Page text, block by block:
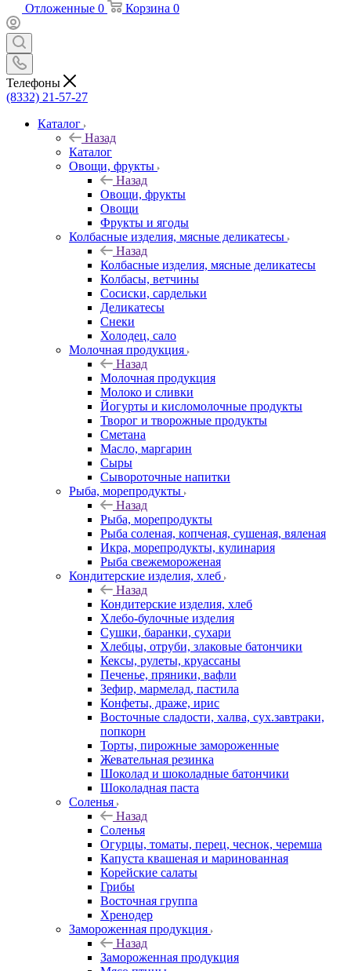
Отложенные 0 Корзина 0
Телефоны
(8332) 21-57-27
Каталог
Назад
Каталог
Овощи, фрукты
Назад
Овощи, фрукты
Овощи
Фрукты и ягоды
Колбасные изделия, мясные деликатесы
Назад
Колбасные изделия, мясные деликатесы
Колбасы, ветчины
Сосиски, сардельки
Деликатесы
Снеки
Холодец, сало
Молочная продукция
Назад
Молочная продукция
Молоко и сливки
Йогурты и кисломолочные продукты
Творог и творожные продукты
Сметана
Масло, маргарин
Сыры
Сывороточные напитки
Рыба, морепродукты
Назад
Рыба, морепродукты
Рыба соленая, копченая, сушеная, вяленая
Икра, морепродукты, кулинария
Рыба свежемороженая
Кондитерские изделия, хлеб
Назад
Кондитерские изделия, хлеб
Хлебо-булочные изделия
Сушки, баранки, сухари
Хлебцы, отруби, злаковые батончики
Кексы, рулеты, круассаны
Печенье, пряники, вафли
Зефир, мармелад, пастила
Конфеты, драже, ирис
Восточные сладости, халва, сух.завтраки,
попкорн
Торты, пирожные замороженные
Жевательная резинка
Шоколад и шоколадные батончики
Шоколадная паста
Соленья
Назад
Соленья
Огурцы, томаты, перец, чеснок, черемша
Капуста квашеная и маринованная
Корейские салаты
Грибы
Восточная группа
Хренодер
Замороженная продукция
Назад
Замороженная продукция